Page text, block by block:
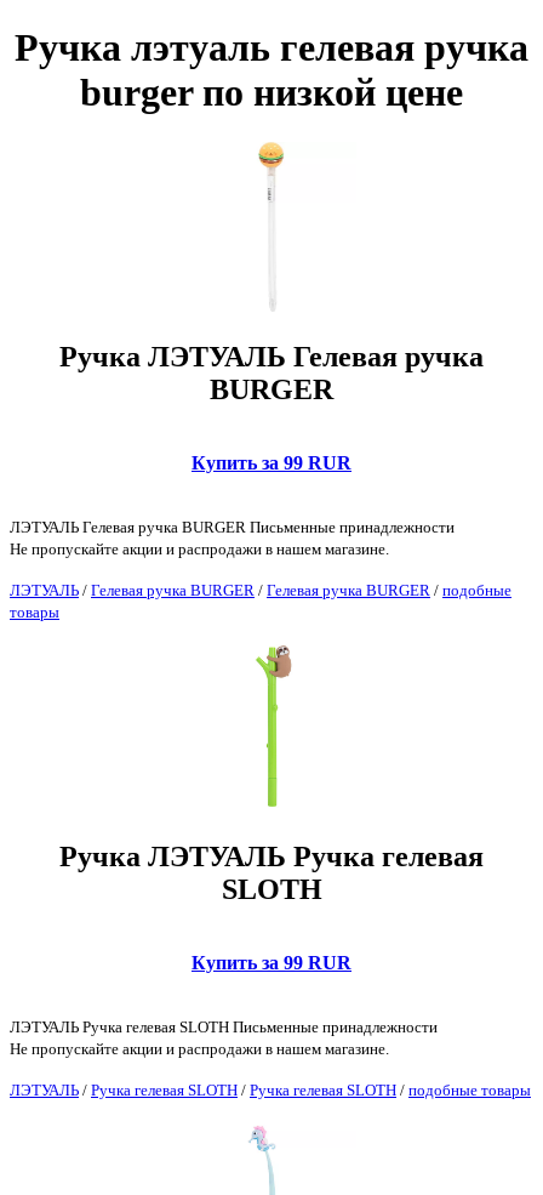
Ручка лэтуаль гелевая ручка
burger по низкой цене
Ручка ЛЭТУАЛЬ Гелевая ручка
BURGER
Купить за 99 RUR
ЛЭТУАЛЬ Гелевая ручка BURGER Письменные принадлежности
Не пропускайте акции и распродажи в нашем магазине.
ЛЭТУАЛЬ / Гелевая ручка BURGER / Гелевая ручка BURGER / подобные
товары
Ручка ЛЭТУАЛЬ Ручка гелевая
SLOTH
Купить за 99 RUR
ЛЭТУАЛЬ Ручка гелевая SLOTH Письменные принадлежности
Не пропускайте акции и распродажи в нашем магазине.
ЛЭТУАЛЬ / Ручка гелевая SLOTH / Ручка гелевая SLOTH / подобные товары